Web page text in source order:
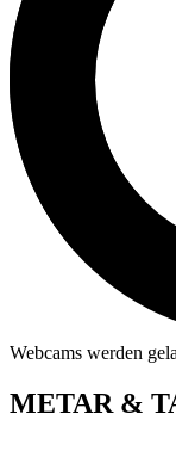
Webcams werden
METAR &